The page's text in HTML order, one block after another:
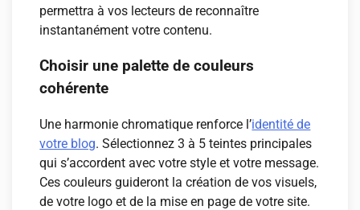
permettra à vos lecteurs de reconnaître
instantanément votre contenu.
Choisir une palette de couleurs
cohérente
Une harmonie chromatique renforce l’identité de
votre blog. Sélectionnez 3 à 5 teintes principales
qui s’accordent avec votre style et votre message.
Ces couleurs guideront la création de vos visuels,
de votre logo et de la mise en page de votre site.